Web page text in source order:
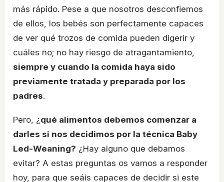
más rápido. Pese a que nosotros desconfiemos
de ellos, los bebés son perfectamente capaces
de ver qué trozos de comida pueden digerir y
cuáles no; no hay riesgo de atragantamiento,
siempre y cuando la comida haya sido
previamente tratada y preparada por los
padres.
Pero, ¿ qué alimentos debemos comenzar a
darles si nos decidimos por la técnica Baby
Led-Weaning? ¿Hay alguno que debamos
evitar? A estas preguntas os vamos a responder
hoy, para que seáis capaces de decidir si este